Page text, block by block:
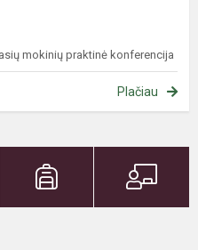
mokinių praktinė konferencija
Plačiau